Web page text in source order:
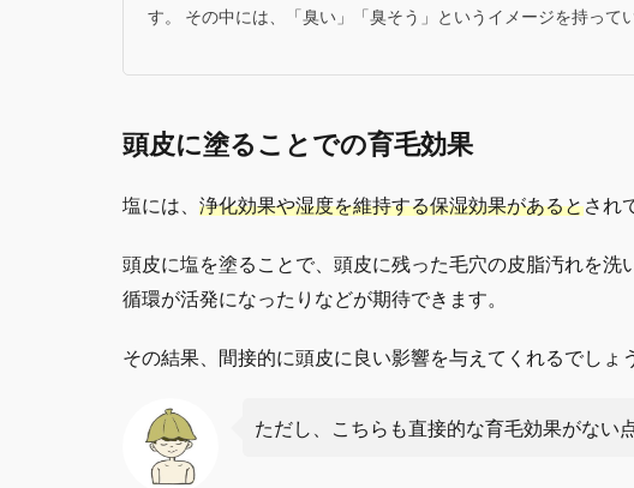
す。 その中には、「臭い」「臭そう」というイメージを持って
頭皮に塗ることでの育毛効果
塩には、 浄化効果や湿度を維持する保湿効果があるとされ
頭皮に塩を塗ることで、頭皮に残った毛穴の皮脂汚れを
循環が活発になったりなどが期待できます。
その結果、間接的に頭皮に良い影響を与えてくれるでしょ
ただし、こちらも直接的な育毛効果がない